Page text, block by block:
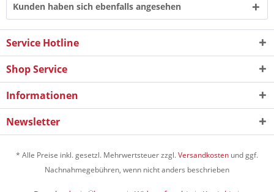
Kunden haben sich ebenfalls angesehen
Service Hotline
Shop Service
Informationen
Newsletter
* Alle Preise inkl. gesetzl. Mehrwertsteuer zzgl.Versandkosten und ggf.
Nachnahmegebühren, wenn nicht anders beschrieben